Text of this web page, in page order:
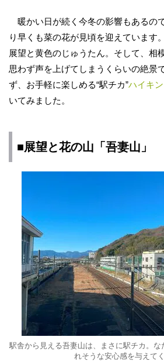
暖かい日が続く今冬の影響もあるの
り早くも菜の花が見頃を迎えています
展望と黄色のじゅうたん。そして、相
思わず声を上げてしまうくらいの絶景
ず、お手軽に楽しめる“駅チカ”ハイキ
いてみました。
■展望と花の山「吾妻山」
駅舎から見える吾妻山は、まさに駅チカ。
れそうな安心感を与えて